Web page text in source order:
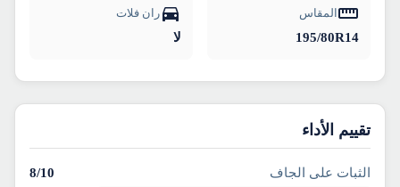
المقاس
195/80R14
ران فلات
لا
تقييم الأداء
الثبات على الجاف 8/10